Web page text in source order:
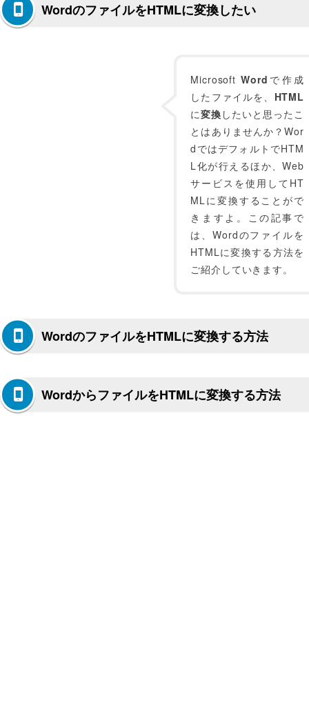
WordのファイルをHTMLに変換したい
MicrosoftWord で作成
したファイルを、 HTML
に変換 したいと思ったこ
とはありませんか？Wor
dではデフォルトでHTM
L化が行えるほか、Web
サービスを使用してHT
MLに変換することがで
きますよ。この記事で
は、Wordのファイルを
HTMLに変換する方法を
ご紹介していきます。
WordのファイルをHTMLに変換する方法
WordからファイルをHTMLに変換する方法